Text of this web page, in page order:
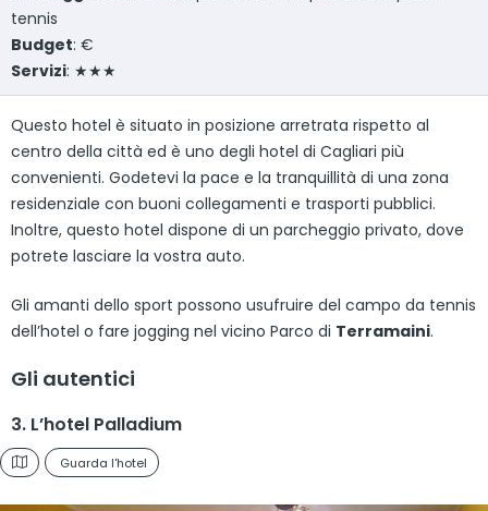
tennis
Budget: €
Servizi: ★★★
Questo hotel è situato in posizione arretrata rispetto al
centro della città ed è uno degli hotel di Cagliari più
convenienti. Godetevi la pace e la tranquillità di una zona
residenziale con buoni collegamenti e trasporti pubblici.
Inoltre, questo hotel dispone di un parcheggio privato, dove
potrete lasciare la vostra auto.
Gli amanti dello sport possono usufruire del campo da tennis
dell’hotel o fare jogging nel vicino Parco di Terramaini.
Gli autentici
3. L’hotel Palladium
Guarda l'hotel